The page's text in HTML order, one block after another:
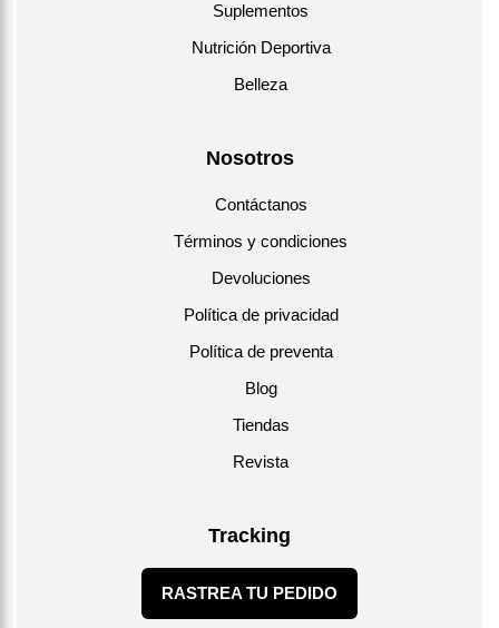
Suplementos
Nutrición Deportiva
Belleza
Nosotros
Contáctanos
Términos y condiciones
Devoluciones
Política de privacidad
Política de preventa
Blog
Tiendas
Revista
Tracking
RASTREA TU PEDIDO